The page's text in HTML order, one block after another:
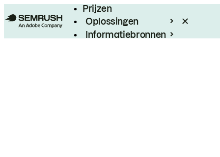
Prijzen
Oplossingen
Informatiebronnen